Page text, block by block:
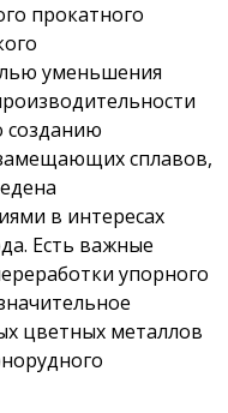
прокатного
уменьшения
созданию
сплавов,
в интересах
Есть важные
упорного
цветных металлов